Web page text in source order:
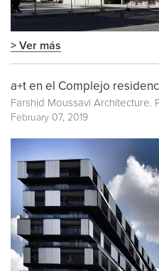
> Ver más
a+t en el Complejo
Farshid Moussavi Architecture.
February 07, 2019